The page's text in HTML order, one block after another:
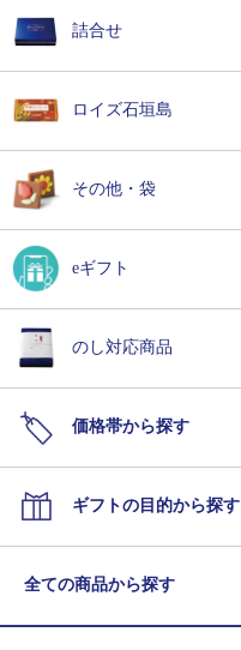
詰合せ
ロイズ石垣島
その他・袋
eギフト
のし対応商品
価格帯から探す
ギフトの目的から探す
全ての商品から探す